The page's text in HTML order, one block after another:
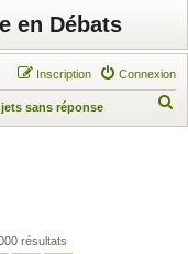
en Débats
Connexion
Inscription
sans réponse
résultats